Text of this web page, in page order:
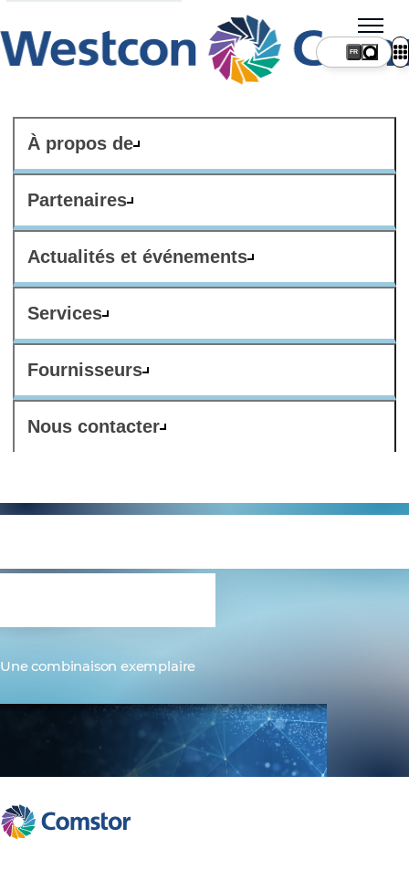
À propos de
Partenaires
Actualités et événements
Services
Fournisseurs
Nous contacter
FR
Une combinaison exemplaire